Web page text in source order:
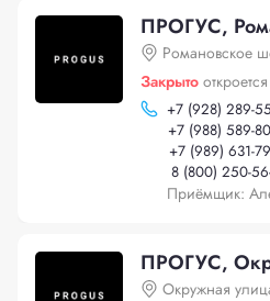
ПРОГУС,
Романовское
Закрыто
+7 (928) 289-
+7 (988) 589-
+7 (989) 631-
8 (800) 250-
Приёмщик:
ПРОГУС,
Окружная